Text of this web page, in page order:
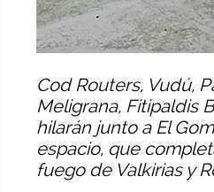
Cod Routers, Vudú,
Meligrana, Fitipaldis
hilarán junto a El
espacio, que
fuego de Valkirias y